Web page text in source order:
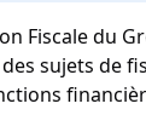
Fiscale du
des sujets de